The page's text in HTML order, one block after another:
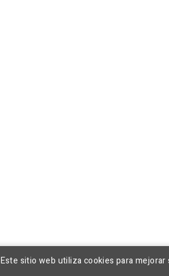
Este sitio web utiliza cookies para